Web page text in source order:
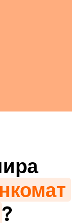
?